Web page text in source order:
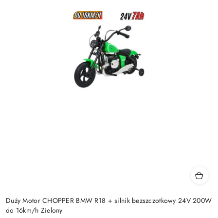
Duży Motor CHOPPER BMW R18 + silnik bezszczotkowy 24V 200W
do 16km/h Zielony